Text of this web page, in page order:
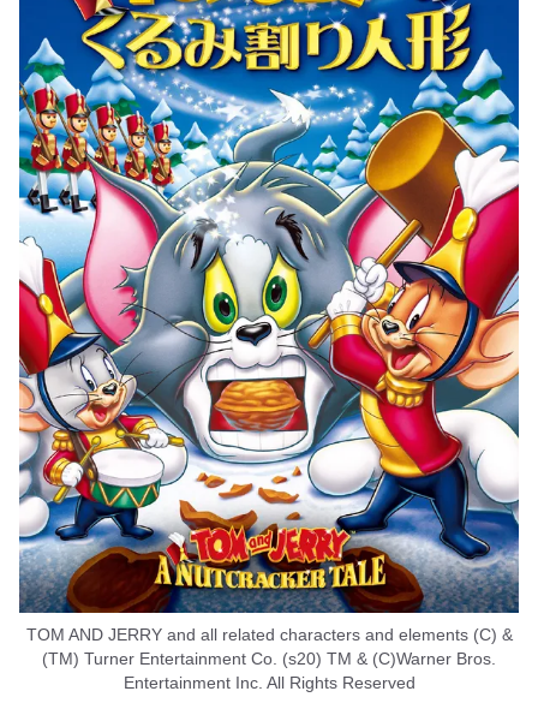
TOM AND JERRY and all related characters and elements (C) &
(TM) Turner Entertainment Co. (s20) TM & (C)Warner Bros.
Entertainment Inc. All Rights Reserved